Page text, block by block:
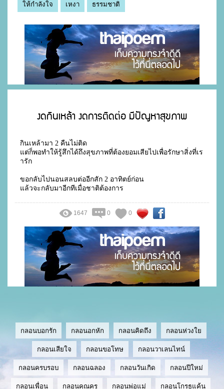
ให้กำลังใจ เหงา ธรรมชาติ
งดกินเหล้า งดการติดต่อ มีปัญหาสุขภาพ
กินเหล้ามา 2 คืนไม่ติด
แต่ก็พอทำให้รู้สึกได้ถึงสุขภาพที่ต้องยอมเสียไปเพื่อรักษาสิ่งที่เร
ารัก
ขอกลับไปนอนสลบต่ออีกสัก 2 อาทิตย์ก่อน
1647 0 0
กลอนบอกรัก กลอนอกหัก กลอนคิดถึง กลอนห่วงใย
กลอนเสียใจ กลอนขอโทษ กลอนวาเลนไทน์
กลอนครบรอบ กลอนฉลอง กลอนวันเกิด กลอนปีใหม่
กลอนเพื่อน กลอนคุณครู กลอนพ่อแม่ กลอนโกรธแค้น